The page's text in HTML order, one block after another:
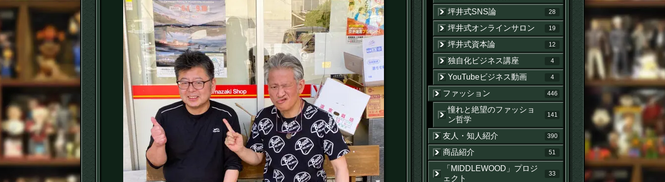
坪井式SNS論 28
坪井式オンラインサロン 19
坪井式資本論 12
独自化ビジネス講座 4
YouTubeビジネス動画 4
ファッション 446
憧れと絶望のファッショ
ン哲学
141
友人・知人紹介 390
商品紹介 51
「MIDDLEWOOD」プロジ
ェクト
33